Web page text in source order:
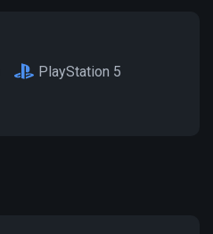
PlayStation 5